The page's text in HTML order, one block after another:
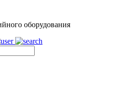
оборудования